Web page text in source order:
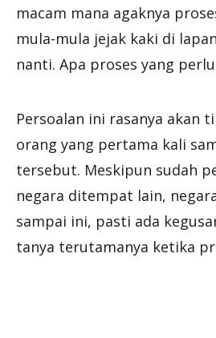
macam mana agaknya
mula-mula jejak kaki di
nanti. Apa proses yang
Persoalan ini rasanya akan
orang yang pertama kali
tersebut. Meskipun sudah
negara ditempat lain,
sampai ini, pasti ada
tanya terutamanya ketika